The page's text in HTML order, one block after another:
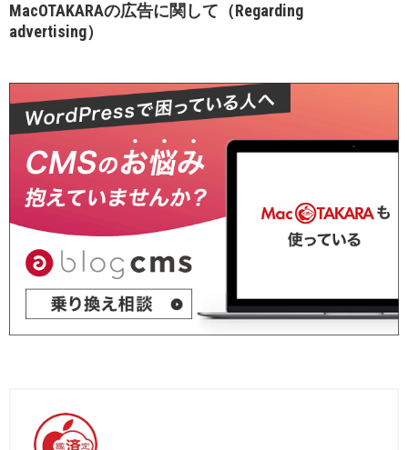
MacOTAKARAの広告に関して（Regarding
advertising）